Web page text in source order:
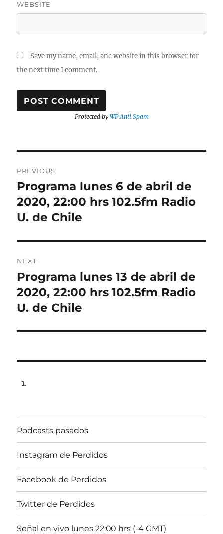
WEBSITE
Save my name, email, and website in this browser for
the next time I comment.
Protected byWP Anti Spam
navigation
PREVIOUS
Previous
post:
Programa lunes 6 de abril de
2020, 22:00 hrs 102.5fm Radio
U. de Chile
NEXT
Next
post:
Programa lunes 13 de abril de
2020, 22:00 hrs 102.5fm Radio
U. de Chile
Podcasts pasados
Instagram de Perdidos
Facebook de Perdidos
Twitter de Perdidos
Señal en vivo lunes 22:00 hrs (-4 GMT)